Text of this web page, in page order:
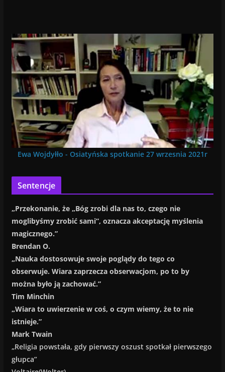
Ewa Wojdyłło - Osiatyńska spotkanie 27 wrzesnia 2021r
Sentencje
„Przekonanie, że „Bóg zrobi dla nas to, czego nie
moglibyśmy zrobić sami”, oznacza akceptację myślenia
magicznego.”
Brendan O.
„Nauka dostosowuje swoje poglądy do tego co
obserwuje. Wiara zaprzecza obserwacjom, po to by
można było ją zachować.”
Tim Minchin
„Wiara to uwierzenie w coś, o czym wiemy, że to nie
istnieje.”
Mark Twain
„Religia powstała, gdy pierwszy oszust spotkał pierwszego
głupca”